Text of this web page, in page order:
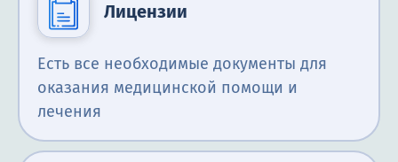
Лицензии
Есть все необходимые документы для
оказания медицинской помощи и
лечения